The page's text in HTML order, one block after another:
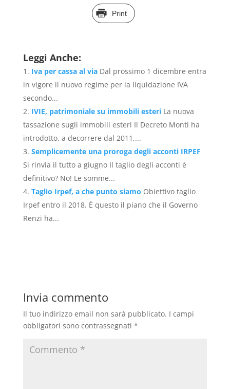
Print
Leggi Anche:
Iva per cassa al via Dal prossimo 1 dicembre entra
in vigore il nuovo regime per la liquidazione IVA
secondo...
IVIE, patrimoniale su immobili esteri La nuova
tassazione sugli immobili esteri Il Decreto Monti ha
introdotto, a decorrere dal 2011,...
Semplicemente una proroga degli acconti IRPEF
Si rinvia il tutto a giugno Il taglio degli acconti è
definitivo? No! Le somme...
Taglio Irpef, a che punto siamo Obiettivo taglio
Irpef entro il 2018. È questo il piano che il Governo
Renzi ha...
Invia commento
Il tuo indirizzo email non sarà pubblicato. I campi
obbligatori sono contrassegnati *